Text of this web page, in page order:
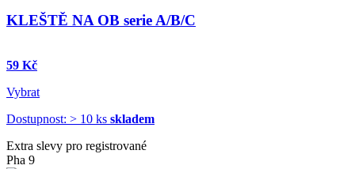
KLEŠTĚ NA OB serie A/B/C
59 Kč
Vybrat
Dostupnost: > 10 ks skladem
Extra slevy pro registrované
Pha 9